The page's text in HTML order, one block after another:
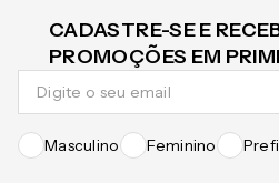
CADASTRE-SE E
PROMOÇÕES EM
Masculino Feminino